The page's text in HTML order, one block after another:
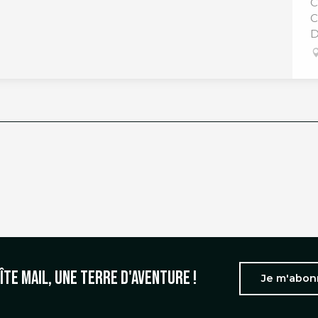
mail, une terre d'aventure ! Je